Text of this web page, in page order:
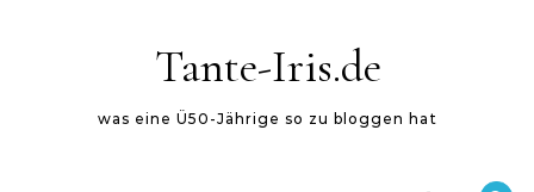
Tante-Iris.de
was eine Ü50-Jährige so zu bloggen hat